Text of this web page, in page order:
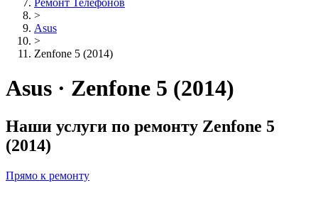
Ремонт Телефонов
>
Asus
>
Zenfone 5 (2014)
Asus · Zenfone 5 (2014)
Наши услуги по ремонту Zenfone 5
(2014)
Прямо к ремонту